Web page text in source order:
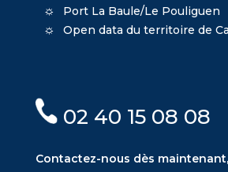
Port La Baule/Le Pouliguen
Open data du territoire de
02 40 15 08 08
Contactez-nous dès maintenant,